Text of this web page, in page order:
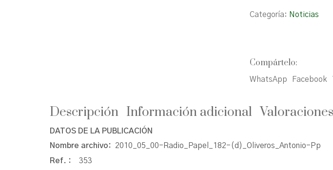
Categoría: Noticias
Compártelo:
WhatsApp Facebook
Descripción Información adicional
DATOS DE LA PUBLICACIÓN
Nombre archivo: 2010_05_00-Radio_Papel_182-(d)_Oliveros_Antonio-Pp
Ref. : 353